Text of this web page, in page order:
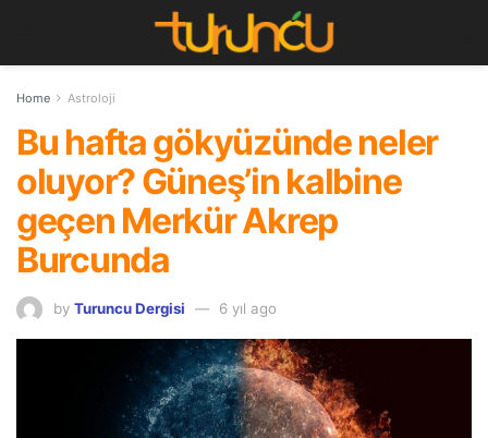
Home Astroloji
Bu hafta gökyüzünde neler
oluyor? Güneş’in kalbine
geçen Merkür Akrep
Burcunda
by Turuncu Dergisi 6 yıl ago